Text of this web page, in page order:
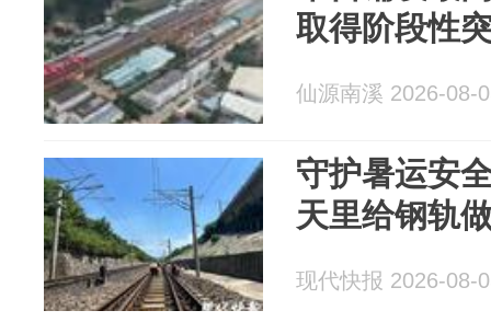
取得阶段性
仙源南溪 2026-08-
守护暑运安
天里给钢轨
现代快报 2026-08-